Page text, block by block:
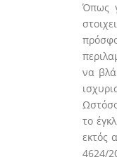
Όπως
να
το
εκτός
4624/